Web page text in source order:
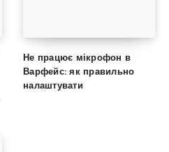
Не працює мікрофон в
Варфейс: як правильно
налаштувати